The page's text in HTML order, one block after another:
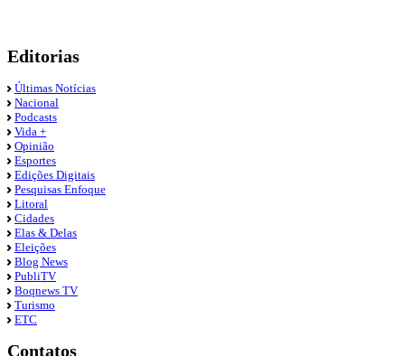
Editorias
Últimas Notícias
Nacional
Podcasts
Vida +
Opinião
Esportes
Edições Digitais
Pesquisas Enfoque
Litoral
Cidades
Elas & Delas
Eleições
Blog News
PubliTV
Boqnews TV
Turismo
ETC
Contatos